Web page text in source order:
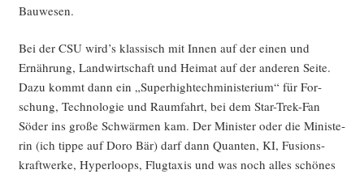
Bauwesen.
Bei der CSU wird’s klas­sisch mit Innen auf der einen und
Ernäh­rung, Land­wirt­schaft und Hei­mat auf der ande­ren Sei­te.
Dazu kommt dann ein „Super­hightech­mi­nis­te­ri­um“ für For­
schung, Tech­no­lo­gie und Raum­fahrt, bei dem Star-Trek-Fan
Söder ins gro­ße Schwär­men kam. Der Minis­ter oder die Minis­te­
rin (ich tip­pe auf Doro Bär) darf dann Quan­ten, KI, Fusi­ons­
kraft­wer­ke, Hyper­loops, Flug­ta­xis und was noch alles schö­nes